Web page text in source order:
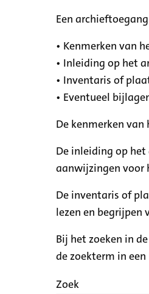
Een
• Kenmerken van
• Inleiding op het
• Inventaris of
• Eventueel
De kenmerken
De inleiding op
aanwijzingen voor
De inventaris of
lezen en begrijpen
Bij het zoeken in
de zoekterm in
Zoek